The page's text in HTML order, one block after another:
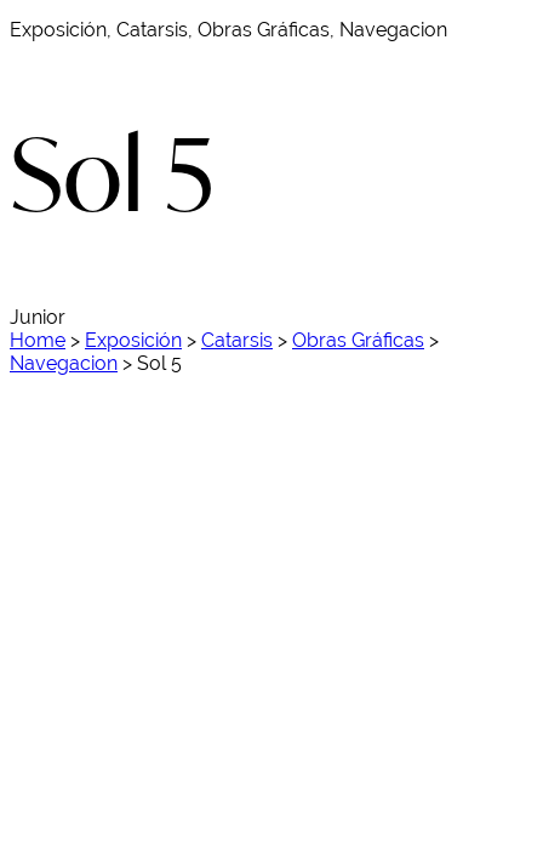
Exposición, Catarsis, Obras Gráficas, Navegacion
Sol 5
Junior
Home > Exposición > Catarsis > Obras Gráficas >
Navegacion > Sol 5